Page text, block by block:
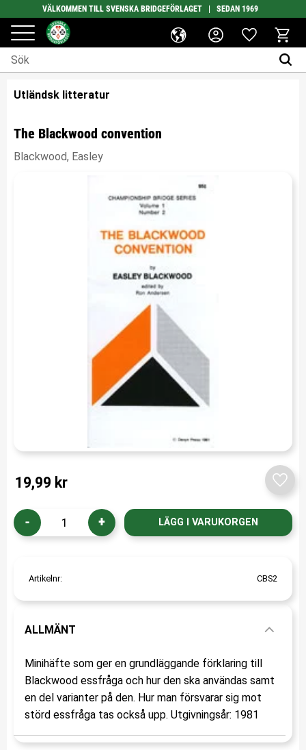
Meny
VÄLKOMMEN TILL SVENSKA BRIDGEFÖRLAGET | SEDAN 1969
Favoriter
Utländsk litteratur
The Blackwood convention
Blackwood, Easley
19,99 kr
+
-
Artikelnr CBS2
ALLMÄNT
Minihäfte som ger en grundläggande förklaring till
Blackwood essfråga och hur den ska användas samt
en del varianter på den. Hur man försvarar sig mot
störd essfråga tas också upp. Utgivningsår: 1981